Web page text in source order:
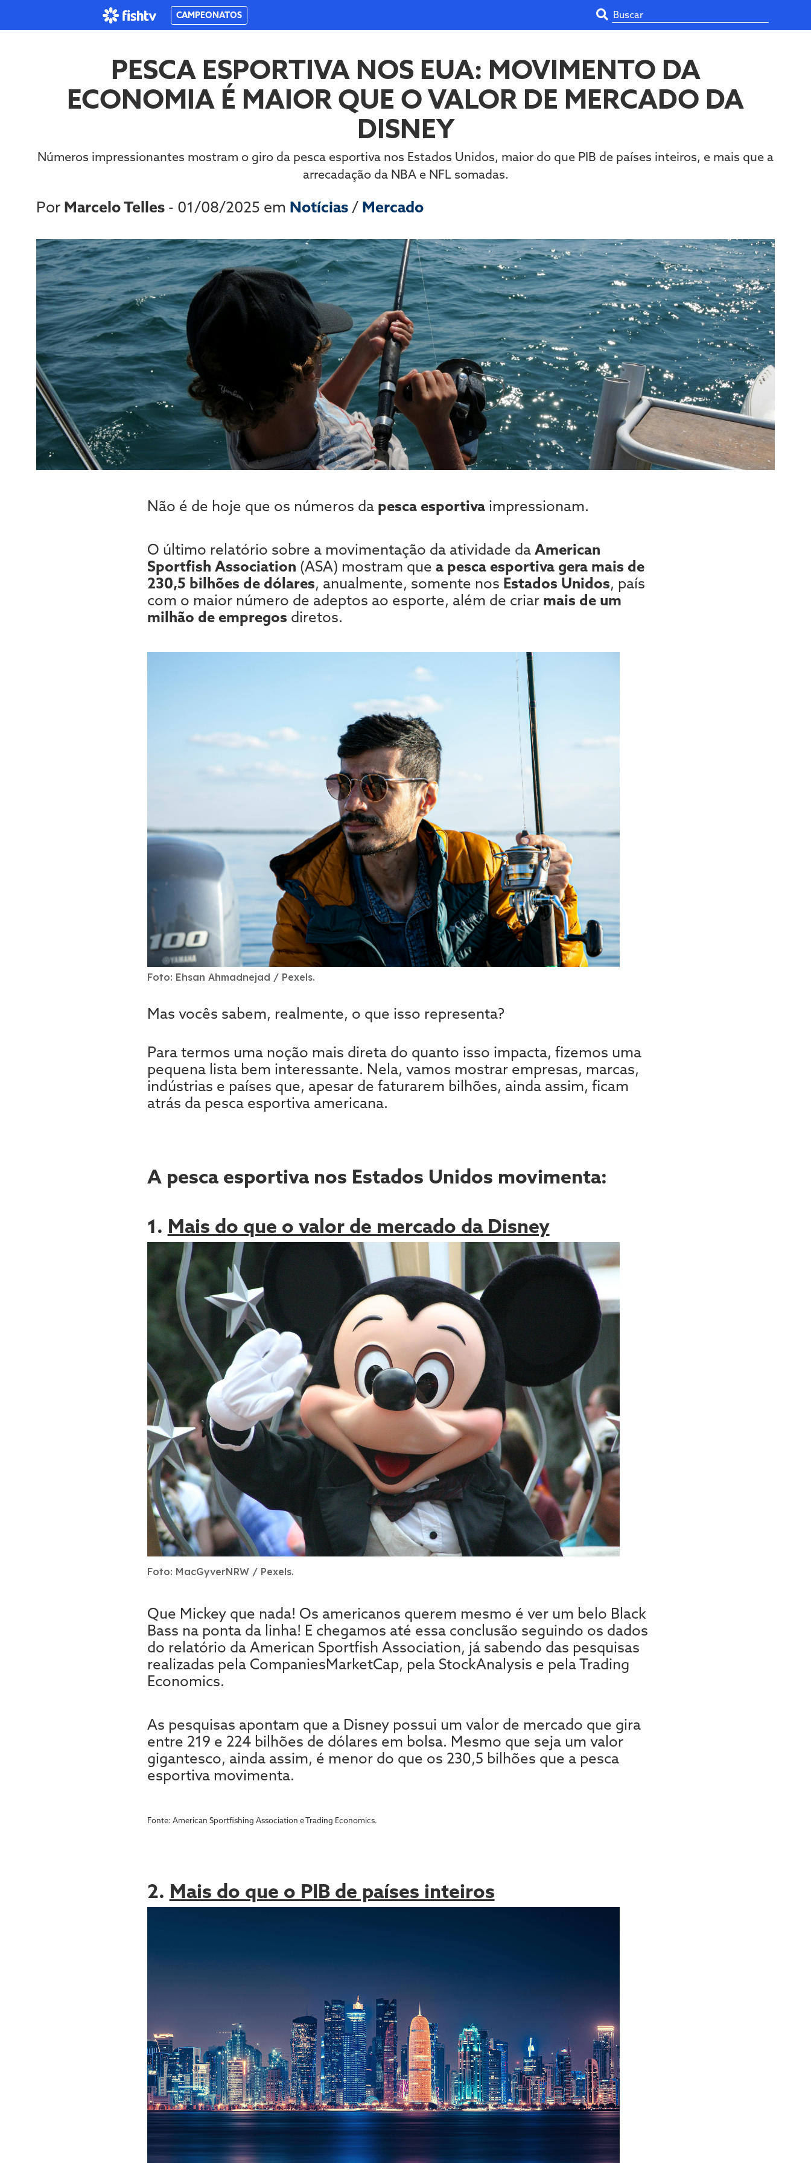
CAMPEONATOS
PESCA ESPORTIVA NOS EUA: MOVIMENTO DA
ECONOMIA É MAIOR QUE O VALOR DE MERCADO DA
DISNEY
Números impressionantes mostram o giro da pesca esportiva nos Estados Unidos, maior do que PIB de países inteiros, e mais que a
arrecadação da NBA e NFL somadas.
Por Marcelo Telles - 01/08/2025 em Notícias/ Mercado
Não é de hoje que os números da pesca esportivaimpressionam.
O último relatório sobre a movimentação da atividade da American
Sportfish Association (ASA) mostram que a pesca esportiva gera mais de
230,5 bilhões de dólares, anualmente, somente nos Estados Unidos, país
com o maior número de adeptos ao esporte, além de criar mais de um
milhão de empregos diretos.
Foto: Ehsan Ahmadnejad / Pexels.
Mas vocês sabem, realmente, o que isso representa?
Para termos uma noção mais direta do quanto isso impacta, fizemos uma
pequena lista bem interessante. Nela, vamos mostrar empresas, marcas,
indústrias e países que, apesar de faturarem bilhões, ainda assim, ficam
atrás da pesca esportiva americana.
A pesca esportiva nos Estados Unidos movimenta:
1. Mais do que o valor de mercado da Disney
Foto: MacGyverNRW / Pexels.
Que Mickey que nada! Os americanos querem mesmo é ver um belo Black
Bass na ponta da linha! E chegamos até essa conclusão seguindo os dados
do relatório da American Sportfish Association, já sabendo das pesquisas
realizadas pela CompaniesMarketCap, pela StockAnalysis e pela Trading
Economics.
As pesquisas apontam que a Disney possui um valor de mercado que gira
entre 219 e 224 bilhões de dólares em bolsa. Mesmo que seja um valor
gigantesco, ainda assim, é menor do que os 230,5 bilhões que a pesca
esportiva movimenta.
Fonte: American Sportfishing Association e Trading Economics.
2. Mais do que o PIB de países inteiros